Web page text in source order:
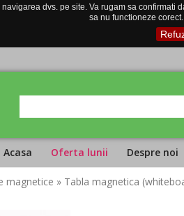
dvs. pe site. Va rugam sa
sa nu functioneze corect.
Acasa Oferta lunii Despre noi
magnetice » Tabla magnetica